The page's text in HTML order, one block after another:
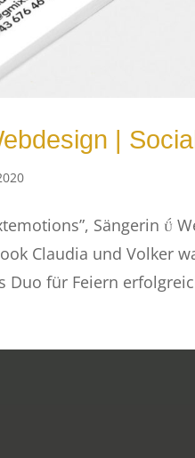
|
Sängerin 
Claudia und Volker
Duo für Feiern